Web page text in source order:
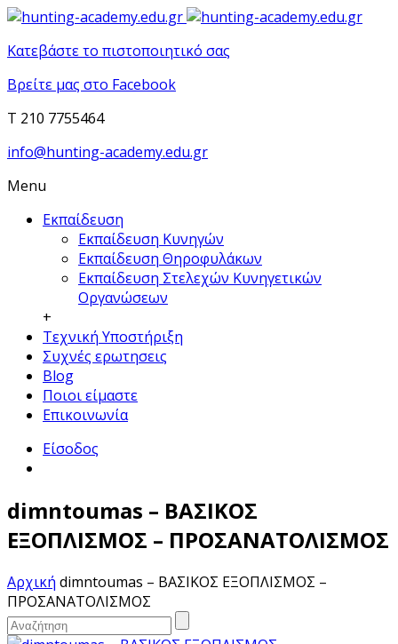
Κατεβάστε το πιστοποιητικό σας
Βρείτε μας στο Facebook
T 210 7755464
info@hunting-academy.edu.gr
Menu
Εκπαίδευση
Εκπαίδευση Κυνηγών
Εκπαίδευση Θηροφυλάκων
Εκπαίδευση Στελεχών Κυνηγετικών
Οργανώσεων
+
Τεχνική Υποστήριξη
Συχνές ερωτησεις
Blog
Ποιοι είμαστε
Επικοινωνία
Είσοδος
dimntoumas – ΒΑΣΙΚΟΣ
ΕΞΟΠΛΙΣΜΟΣ – ΠΡΟΣΑΝΑΤΟΛΙΣΜΟΣ
Αρχική dimntoumas – ΒΑΣΙΚΟΣ ΕΞΟΠΛΙΣΜΟΣ –
ΠΡΟΣΑΝΑΤΟΛΙΣΜΟΣ